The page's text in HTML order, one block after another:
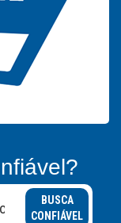
BUSCA
CONFIÁVEL